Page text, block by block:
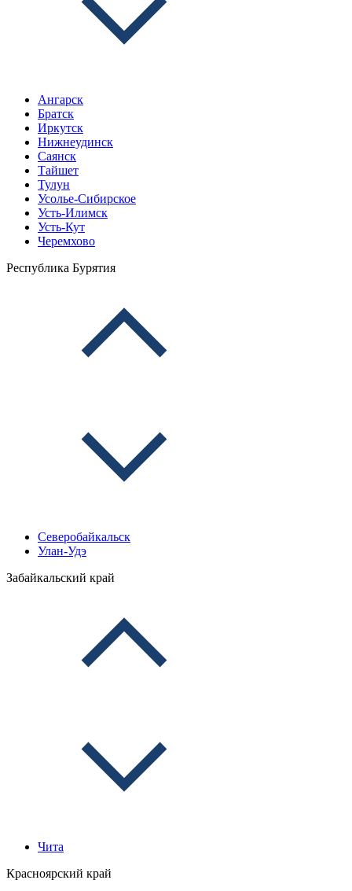
Ангарск
Братск
Иркутск
Нижнеудинск
Саянск
Тайшет
Тулун
Усолье-Сибирское
Усть-Илимск
Усть-Кут
Черемхово
Республика Бурятия
Северобайкальск
Улан-Удэ
Забайкальский край
Чита
Красноярский край